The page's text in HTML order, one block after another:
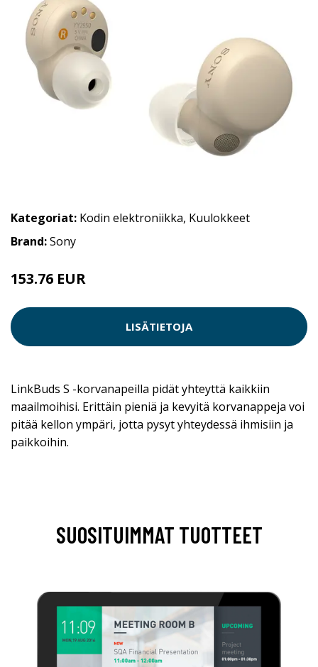
Kategoriat: Kodin elektroniikka, Kuulokkeet
Brand:Sony
153.76 EUR
LISÄTIETOJA
LinkBuds S -korvanapeilla pidät yhteyttä kaikkiin
maailmoihisi. Erittäin pieniä ja kevyitä korvanappeja voi
pitää kellon ympäri, jotta pysyt yhteydessä ihmisiin ja
paikkoihin.
SUOSITUIMMAT TUOTTEET